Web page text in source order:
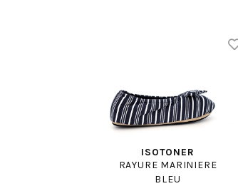
ISOTONER
RAYURE MARINIERE
BLEU